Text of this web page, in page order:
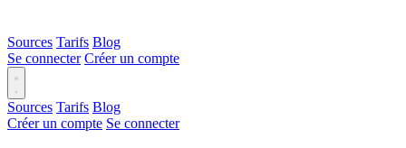
Sources Tarifs Blog
Se connecter Créer un compte
Sources Tarifs Blog
Créer un compte Se connecter